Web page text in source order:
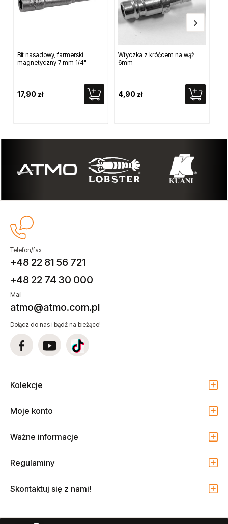
Bit nasadowy, farmerski
magnetyczny 7 mm 1/4"
17,90 zł
Wtyczka z króćcem na wąż
6mm
4,90 zł
Telefon/fax
+48 22 81 56 721
+48 22 74 30 000
Mail
atmo@atmo.com.pl
Dołącz do nas i bądź na bieżąco!
Kolekcje
Moje konto
Ważne informacje
Regulaminy
Skontaktuj się z nami!